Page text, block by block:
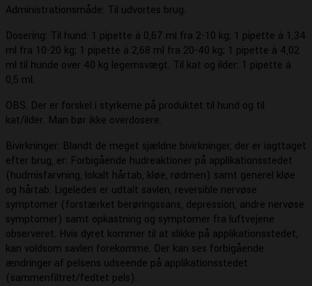
Administrationsmåde: Til udvortes brug.
Dosering: Til hund: 1 pipette à 0,67 ml fra 2-10 kg; 1 pipette à 1,34
ml fra 10-20 kg; 1 pipette à 2,68 ml fra 20-40 kg; 1 pipette à 4,02
ml til hunde over 40 kg legemsvægt. Til kat og ilder: 1 pipette à
0,5 ml.
OBS. Der er forskel i styrkerne på produktet til hund og til
kat/ilder. Man bør ikke overdosere.
Bivirkninger: Blandt de meget sjældne bivirkninger, der er iagttaget
efter brug, er: Forbigående hudreaktioner på applikationsstedet
(hudmisfarvning, lokalt hårtab, kløe, rødmen) samt generel kløe
og hårtab. Ligeledes er udtalt savlen, reversible nervøse
symptomer (forstærket berøringssans, depression, andre nervøse
symptomer) samt opkastning og symptomer fra luftvejene
observeret. Hvis dyret kommer til at slikke på applikationsstedet,
kan voldsom savlen forekomme. Der kan ses forbigående
ændringer af pelsens udseende på applikationsstedet
(sammenfiltret/fedtet pels).